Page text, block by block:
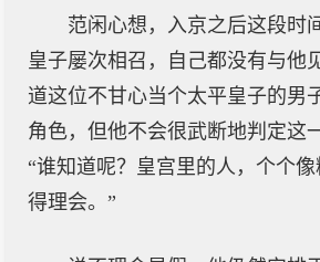
范闲心想，入京之后这段时
皇子屡次相召，自己都没有与他
道这位不甘心当个太平皇子的男
角色，但他不会很武断地判定这
“谁知道呢？皇宫里的人，个个
得理会。”